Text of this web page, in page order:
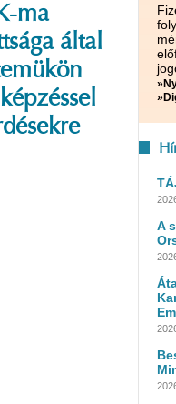
ma
által
A